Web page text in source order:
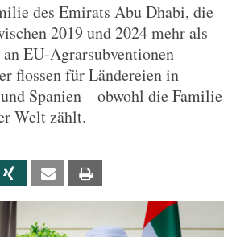
des Emirats Abu Dhabi, die
2019 und 2024 mehr als
EU-Agrarsubventionen
flossen für Ländereien in
Spanien – obwohl die Familie
Welt zählt.
Xing Email